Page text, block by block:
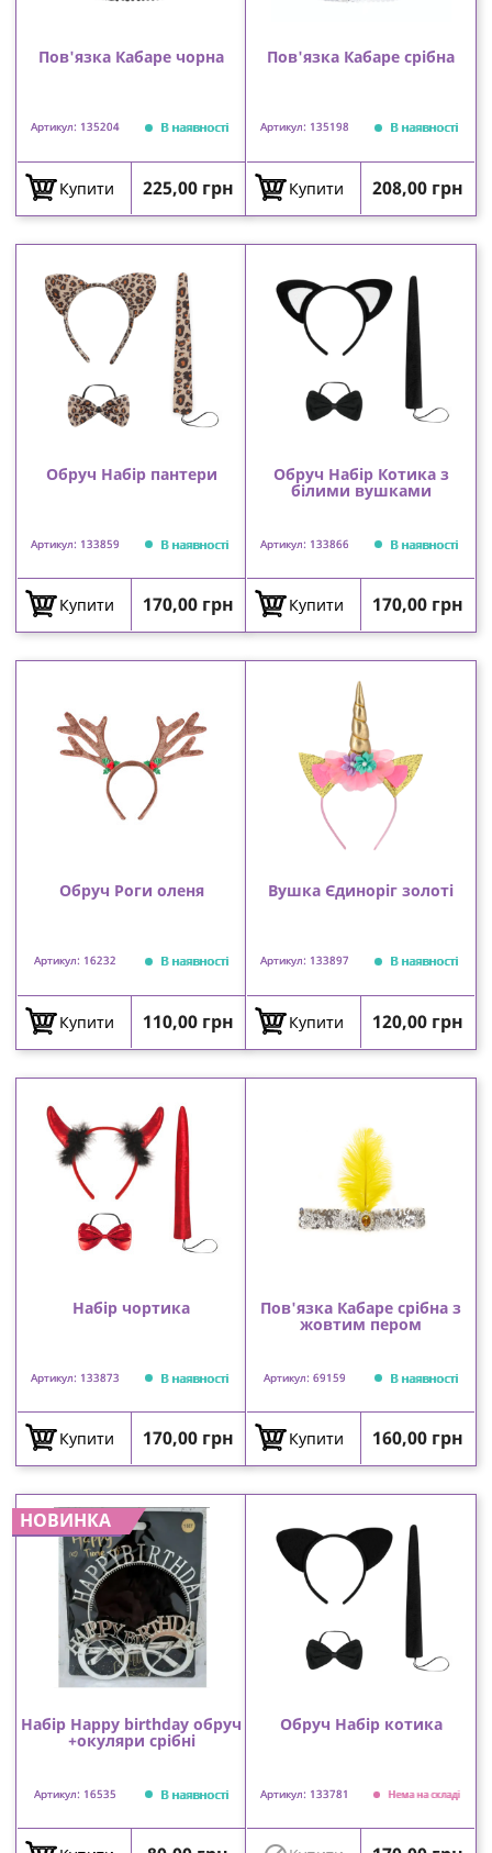
Пов'язка Кабаре чорна
Артикул: 135204 В наявності
Купити Ціна
225,00 грн
Пов'язка Кабаре срібна
Артикул: 135198 В наявності
Купити Ціна
208,00 грн
Обруч Набір пантери
Артикул: 133859 В наявності
Купити Ціна
170,00 грн
Обруч Набір Котика з
білими вушками
Артикул: 133866 В наявності
Купити Ціна
170,00 грн
Обруч Роги оленя
Артикул: 16232 В наявності
Купити Ціна
110,00 грн
Вушка Єдиноріг золоті
Артикул: 133897 В наявності
Купити Ціна
120,00 грн
Набір чортика
Артикул: 133873 В наявності
Купити Ціна
170,00 грн
Пов'язка Кабаре срібна з
жовтим пером
Артикул: 69159 В наявності
Купити Ціна
160,00 грн
Набір Happy birthday обруч
+окуляри срібні
Артикул: 16535 В наявності
НОВИНКА
Обруч Набір котика
Артикул: 133781 Нема на складі